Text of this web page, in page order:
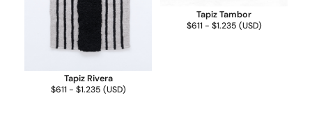
Tapiz Rivera
$611 - $1.235 (USD)
Tapiz Tambor
$611 - $1.235 (USD)